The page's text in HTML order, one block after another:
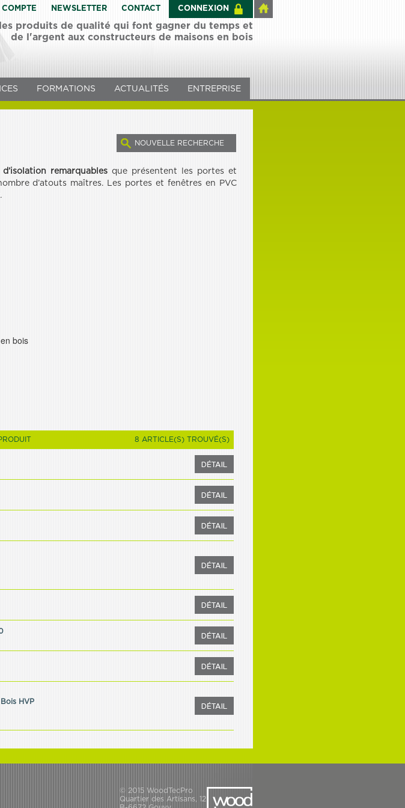
NEWSLETTER CONTACT CONNEXION
produits de qualité qui font gagner du temps et
de l'argent aux constructeurs de maisons en bois
FORMATIONS ACTUALITÉS ENTREPRISE
NOUVELLE RECHERCHE
remarquablesque présentent les portes et
d’atouts maîtres. Les portes et fenêtres en PVC
bois
8 ARTICLE(S) TROUVÉ(S)
HVP
© 2015 WoodTecPro
Quartier des Artisans, 12